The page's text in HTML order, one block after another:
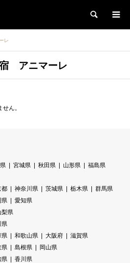
検索
レ
アニマーレ
ん。
宮城県 秋田県 山形県
福島県
都 神奈川県 茨城県 栃木県
群馬県
県
愛知県
梨県
県
県 和歌山県 大阪府
滋賀県
県 島根県
岡山県
県
香川県